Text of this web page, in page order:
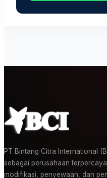
PT Bintang Citra International
sebagai perusahaan
modifikasi, penyewaan, dan